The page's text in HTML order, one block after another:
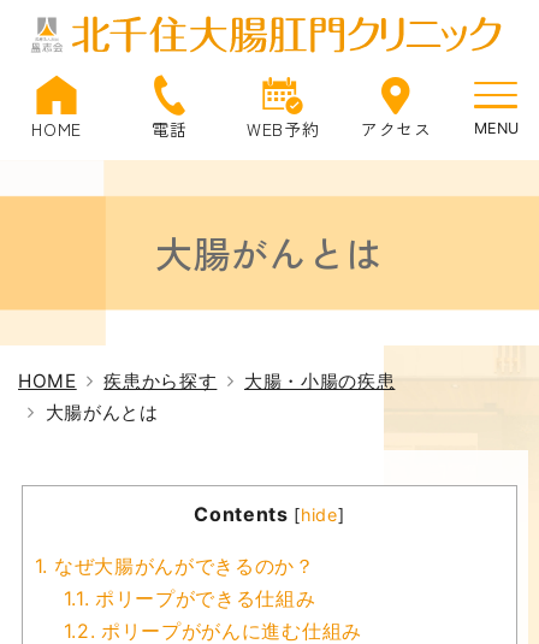
HOME 電話 WEB予約 アクセス
大腸がんとは
HOME 疾患から探す
大腸・小腸の疾患
大腸がんとは
Contents [hide]
1. なぜ大腸がんができるのか？
1.1. ポリープができる仕組み
1.2. ポリープががんに進む仕組み